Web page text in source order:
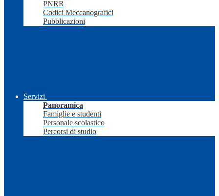
PNRR
Codici Meccanografici
Pubblicazioni
Servizi
Panoramica
Famiglie e studenti
Personale scolastico
Percorsi di studio